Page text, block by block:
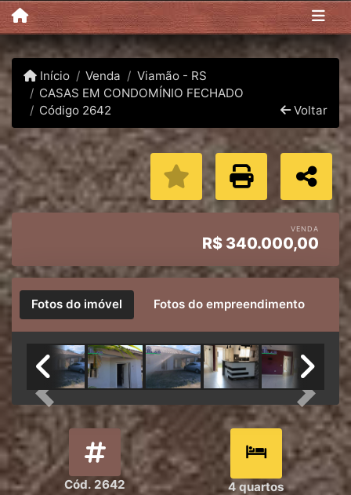
Início Venda
Viamão - RS
CASAS EM CONDOMÍNIO FECHADO
Código 2642
Voltar
VENDA
R$ 340.000,00
Fotos do imóvel Fotos do empreendimento
Previous Next
Cód. 2642 4 quartos